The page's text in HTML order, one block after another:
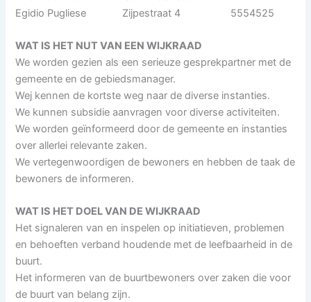
Egidio Pugliese Zijpestraat 4 5554525
WAT IS HET NUT VAN EEN WIJKRAAD
We worden gezien als een serieuze gesprekpartner met de
gemeente en de gebiedsmanager.
Wej kennen de kortste weg naar de diverse instanties.
We kunnen subsidie aanvragen voor diverse activiteiten.
We worden geïnformeerd door de gemeente en instanties
over allerlei relevante zaken.
We vertegenwoordigen de bewoners en hebben de taak de
bewoners de informeren.
WAT IS HET DOEL VAN DE WIJKRAAD
Het signaleren van en inspelen op initiatieven, problemen
en behoeften verband houdende met de leefbaarheid in de
buurt.
Het informeren van de buurtbewoners over zaken die voor
de buurt van belang zijn.